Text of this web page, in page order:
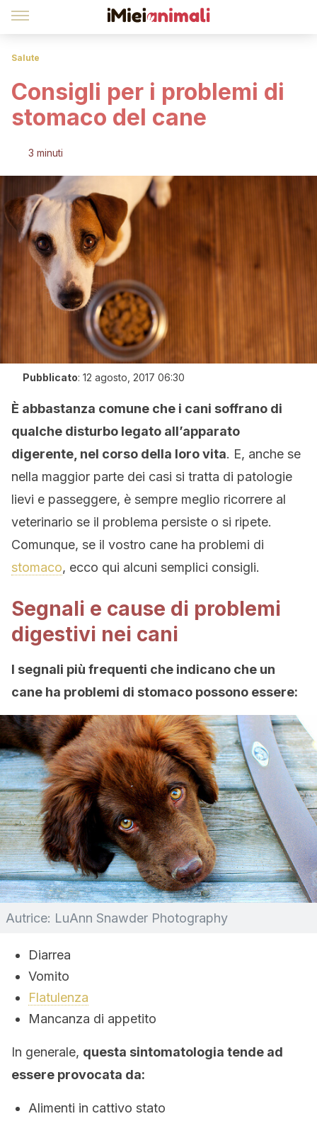
Salute
Consigli per i problemi di
stomaco del cane
3 minuti
Pubblicato: 12 agosto, 2017 06:30
È abbastanza comune che i cani soffrano di
qualche disturbo legato all’apparato
digerente, nel corso della loro vita. E, anche se
nella maggior parte dei casi si tratta di patologie
lievi e passeggere, è sempre meglio ricorrere al
veterinario se il problema persiste o si ripete.
Comunque, se il vostro cane ha problemi di
stomaco, ecco qui alcuni semplici consigli.
Segnali e cause di problemi
digestivi nei cani
I segnali più frequenti che indicano che un
cane ha problemi di stomaco possono essere:
Autrice: LuAnn Snawder Photography
Diarrea
Vomito
Flatulenza
Mancanza di appetito
In generale, questa sintomatologia tende ad
essere provocata da:
Alimenti in cattivo stato